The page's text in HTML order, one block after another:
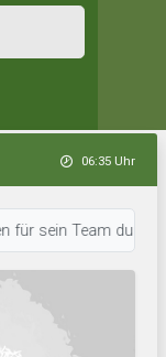
06:35 Uhr
Team durch. •